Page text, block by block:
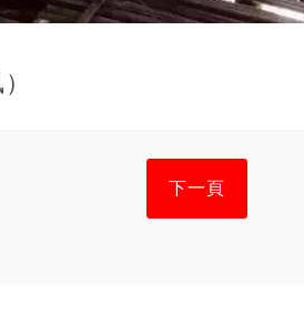
下一頁